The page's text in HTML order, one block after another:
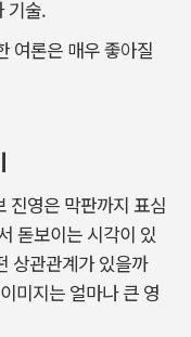
기술.
여론은 매우 좋아질
진영은 막판까지 표심
돋보이는 시각이 있
상관관계가 있을까
미지는 얼마나 큰 영